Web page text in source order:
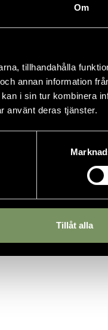
Om
tillhandahålla
annan information
i sin tur kombinera
använt deras tjänster.
Tillåt alla